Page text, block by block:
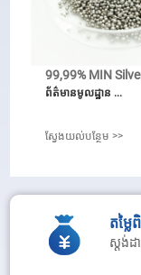
ដង់ស៊ីតេ:
ចំណុចក្តៅ:
99,99% MIN
ព័ត៌មានមូលដ្ឋាន ...
ស្វែងយល់បន្ថែម >>
តម្ល
ស្តង់ដ